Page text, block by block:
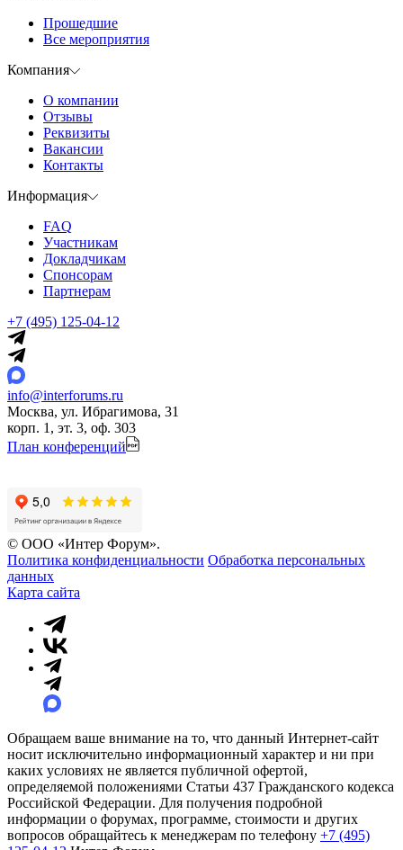
Прошедшие
Все мероприятия
Компания
О компании
Отзывы
Реквизиты
Вакансии
Контакты
Информация
FAQ
Участникам
Докладчикам
Спонсорам
Партнерам
+7 (495) 125-04-12
info@interforums.ru
Москва, ул. Ибрагимова, 31
корп. 1, эт. 3, оф. 303
План конференций
© ООО «Интер Форум».
Политика конфиденциальности Обработка персональных
данных
Карта сайта
Обращаем ваше внимание на то, что данный Интернет-сайт
носит исключительно информационный характер и ни при
каких условиях не является публичной офертой,
определяемой положениями Статьи 437 Гражданского кодекса
Российской Федерации. Для получения подробной
информации о форумах, программе, стоимости и других
вопросов обращайтесь к менеджерам по телефону +7 (495)